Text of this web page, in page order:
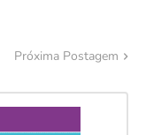
Próxima Postagem